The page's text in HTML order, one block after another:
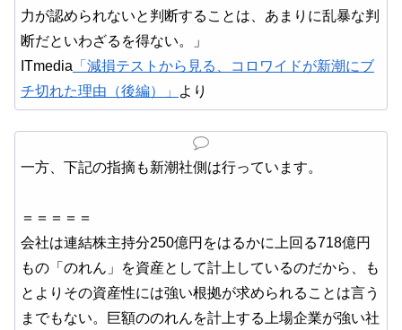
力が認められないと判断することは、あまりに乱暴な判
断だといわざるを得ない。」
ITmedia 「減損テストから見る、コロワイドが新潮にブ
チ切れた理由（後編）」
より
一方、下記の指摘も新潮社側は行っています。
＝＝＝＝＝
会社は連結株主持分250億円をはるかに上回る718億円
もの「のれん」を資産として計上しているのだから、も
とよりその資産性には強い根拠が求められることは言う
までもない。巨額ののれんを計上する上場企業が強い社